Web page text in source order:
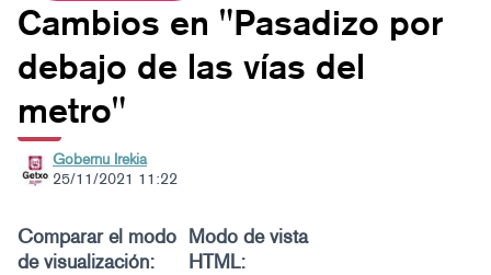
Cambios en "Pasadizo por
debajo de las vías del
metro"
Gobernu Irekia
25/11/2021 11:22
Comparar el modo
de visualización:
Modo de vista
HTML: